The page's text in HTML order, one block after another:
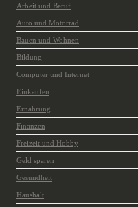
Arbeit und Beruf
Auto und Motorrad
Bauen und Wohnen
Bildung
Computer und Internet
Einkaufen
Ernährung
Finanzen
Freizeit und Hobby
Geld sparen
Gesundheit
Haushalt